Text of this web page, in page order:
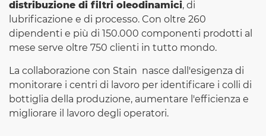
distribuzione di filtri oleodinamici, di
lubrificazione e di processo. Con oltre 260
dipendenti e più di 150.000 componenti prodotti al
mese serve oltre 750 clienti in tutto mondo.
La collaborazione con Stain nasce dall'esigenza di
monitorare i centri di lavoro per identificare i colli di
bottiglia della produzione, aumentare l'efficienza e
migliorare il lavoro degli operatori.